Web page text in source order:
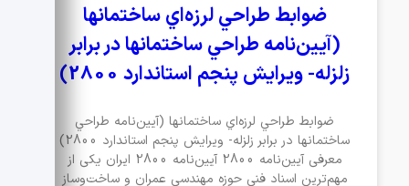
ضوابط طراحي لرزه‌اي ساختمانها
(آيين‌نامه طراحي ساختمانها در برابر
زلزله- ويرايش پنجم استاندارد 2800)
ضوابط طراحي لرزه‌اي ساختمانها (آيين‌نامه طراحي
ساختمانها در برابر زلزله- ويرايش پنجم استاندارد 2800)
معرفی آیین‌نامه 2800 آیین‌نامه 2800 ایران یکی از
مهم‌ترین اسناد فنی حوزه مهندسی عمران و ساخت‌وساز